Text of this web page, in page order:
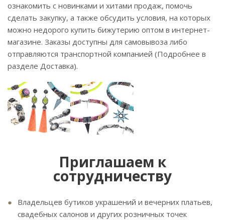
ознакомить с новинками и хитами продаж, помочь
сделать закупку, а также обсудить условия, на которых
можно недорого купить бижутерию оптом в интернет-
магазине. Заказы доступны для самовывоза либо
отправляются транспортной компанией (Подробнее в
разделе Доставка).
Приглашаем к
сотрудничеству
Владельцев бутиков украшений и вечерних платьев,
свадебных салонов и других розничных точек